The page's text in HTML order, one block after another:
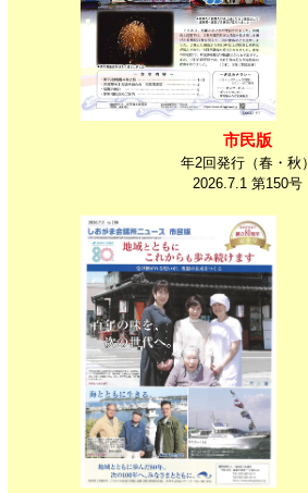
市民版
年2回発行（春・秋）
2026.7.1 第150号